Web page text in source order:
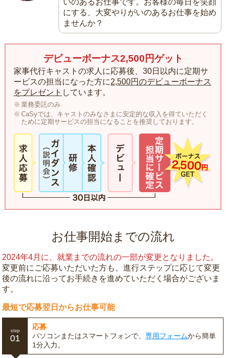
いのあるお仕事です。お客様の毎日を笑顔
にする、大変やりがいのあるお仕事を始め
ませんか？
デビューボーナス2,500円ゲット
家事代行キャストの求人に応募後、30日以内に定期サ
ービスの担当になった方に2,500円のデビューボーナス
をプレゼント しています。
業務委託のみ
CaSyでは、キャストのみなさまに安定的な収入を得ていただく
ために定期サービスの担当になることを推奨しております。
お仕事開始までの流れ
2024年4月に、就業までの流れの一部が変更となりました。
変更前にご応募いただいた方も、進行ステップに応じて変更
後の流れに沿ってお手続きを進めていただく場合がございま
す。
最短で応募翌日からお仕事可能
step
01
応募
パソコンまたはスマートフォンで、専用フォームから簡単
1分入力。